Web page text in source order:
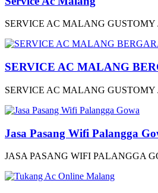
SERVICE AC MALANG GUSTOMY
SERVICE AC MALANG
SERVICE AC MALANG GUSTOMY
Jasa Pasang Wifi Palangga
JASA PASANG WIFI PALANGGA